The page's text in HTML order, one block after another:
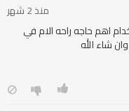
منذ 2 شهر
اهم حاجه راحه الام في
شاء الله